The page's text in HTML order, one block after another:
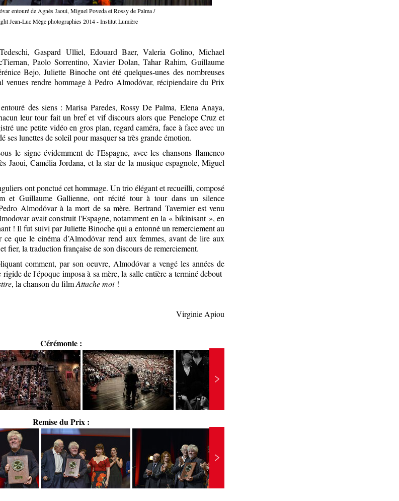
entouré de Agnès Jaoui, Miguel Poveda et Rossy de Palma /
Jean-Luc Mège photographies 2014 - Institut Lumière
Gaspard Ulliel, Edouard Baer, Valeria Golino, Michael
Paolo Sorrentino, Xavier Dolan, Tahar Rahim, Guillaume
Bejo, Juliette Binoche ont été quelques-unes des nombreuses
venues rendre hommage à Pedro Almodóvar, récipiendaire du Prix
des siens : Marisa Paredes, Rossy De Palma, Elena Anaya,
leur tour fait un bref et vif discours alors que Penelope Cruz et
une petite vidéo en gros plan, regard caméra, face à face avec un
ses lunettes de soleil pour masquer sa très grande émotion.
le signe évidemment de l'Espagne, avec les chansons flamenco
Jaoui, Camélia Jordana, et la star de la musique espagnole, Miguel
ont ponctué cet hommage. Un trio élégant et recueilli, composé
et Guillaume Gallienne, ont récité tour à tour dans un silence
Almodóvar à la mort de sa mère. Bertrand Tavernier est venu
avait construit l'Espagne, notamment en la « bikinisant », en
! Il fut suivi par Juliette Binoche qui a entonné un remerciement au
ce que le cinéma d’Almodóvar rend aux femmes, avant de lire aux
fier, la traduction française de son discours de remerciement.
comment, par son oeuvre, Almodóvar a vengé les années de
rigide de l'époque imposa à sa mère, la salle entière a terminé debout
, la chanson du filmAttache moi!
Virginie Apiou
Cérémonie :
Remise du Prix :